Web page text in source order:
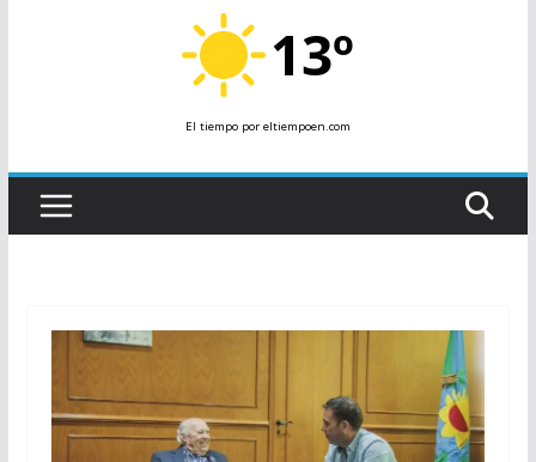
13º
El tiempopor eltiempoen.com